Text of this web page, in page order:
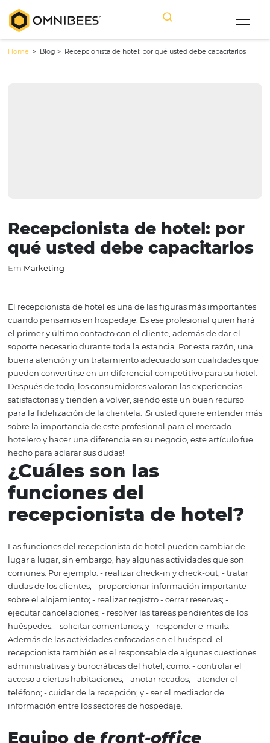
Recepcionista de hotel:
Marketing
El recepcionista de hotel es una de las figuras más
cuando pensamos en hospedaje. Es ese profesional
el primer y último contacto con el cliente, además de
soporte necesario durante toda la estancia. Por esta
buena atención y un tratamiento adecuado son
pueden convertirse en un diferencial competitivo para
Después de todo, los consumidores valoran las
satisfactorias y tienden a volver, siendo este un buen
para la fidelización de la clientela. ¡Si usted quiere
sobre la importancia de este profesional para el
hotelero y hacer una diferencia en su negocio, este
¿Cuáles son las
funciones del
recepcionista de
Las funciones del recepcionista de hotel pueden
lugar a lugar, sin embargo, hay algunas actividades que
comunes. Por ejemplo: - realizar check-in y check-out; -
dudas de los clientes; - proporcionar información
sobre el alojamiento; - realizar registro - cerrar reservas; -
huéspedes; - solicitar comentarios; y - responder e-mails.